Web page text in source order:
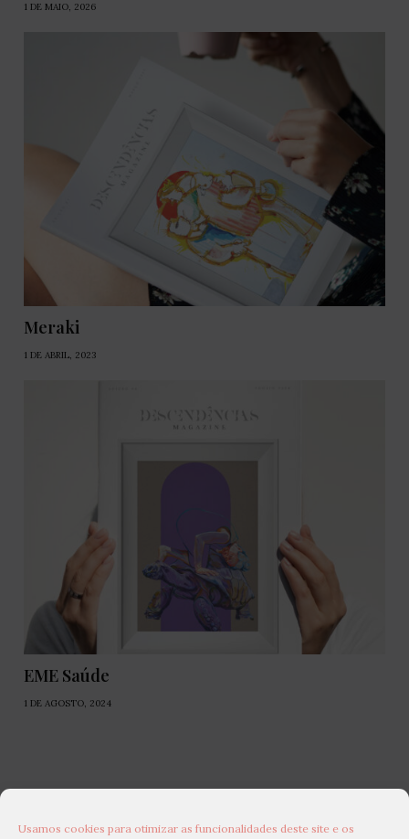
Usamos cookies para otimizar as funcionalidades deste site e os
1 DE MAIO, 2026
Meraki
1 DE ABRIL, 2023
EME Saúde
1 DE AGOSTO, 2024